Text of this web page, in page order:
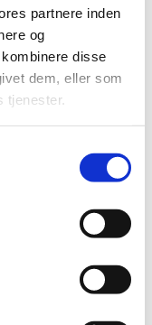
partnere inden
og
disse
dem, eller som
tjenester.
af
til
også